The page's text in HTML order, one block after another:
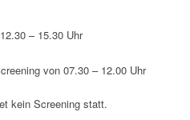
– 15.30 Uhr
von 07.30 – 12.00 Uhr
kein Screening statt.